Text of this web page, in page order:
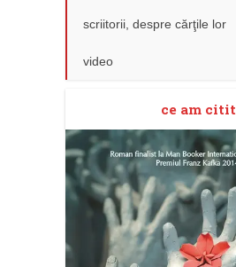
scriitorii, despre cărţile lor
video
ce am citit